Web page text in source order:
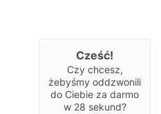
Cześć!
Czy chcesz,
żebyśmy oddzwonili
do Ciebie za darmo
w 28 sekund?